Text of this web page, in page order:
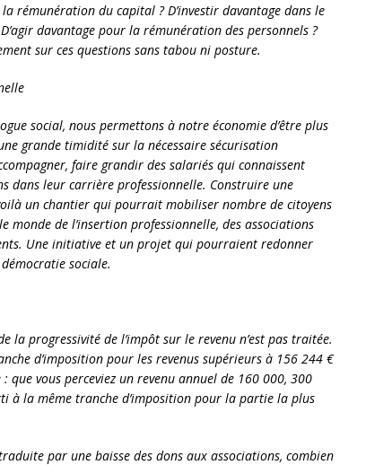
rémunération du capital ? D’investir davantage dans le
davantage pour la rémunération des personnels ?
sur ces questions sans tabou ni posture.
social, nous permettons à notre économie d’être plus
grande timidité sur la nécessaire sécurisation
faire grandir des salariés qui connaissent
dans leur carrière professionnelle. Construire une
un chantier qui pourrait mobiliser nombre de citoyens
monde de l’insertion professionnelle, des associations
Une initiative et un projet qui pourraient redonner
sociale.
la progressivité de l’impôt sur le revenu n’est pas traitée.
d’imposition pour les revenus supérieurs à 156 244 €
que vous perceviez un revenu annuel de 160 000, 300
à la même tranche d’imposition pour la partie la plus
traduite par une baisse des dons aux associations, combien